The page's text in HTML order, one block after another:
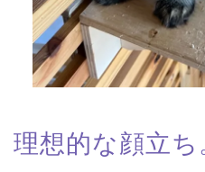
理想的な顔立